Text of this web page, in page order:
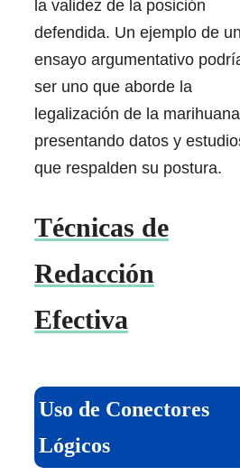
la validez de la posición
defendida. Un ejemplo de un
ensayo argumentativo
ser uno que aborde la
legalización de la
presentando datos y
que respalden su postura.
Técnicas de
Redacción
Efectiva
Uso de Conectores
Lógicos